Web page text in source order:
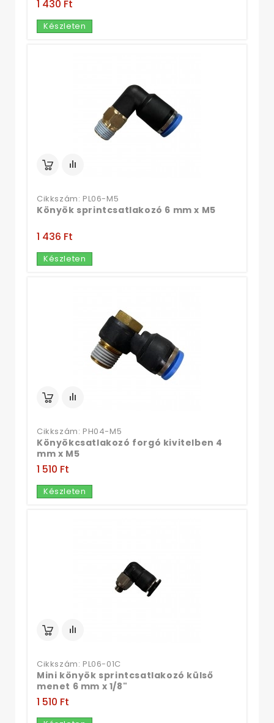
1 430 Ft‎
Készleten
Cikkszám: PL06-M5
Könyök sprintcsatlakozó 6 mm x M5
1 436 Ft‎
Készleten
Cikkszám: PH04-M5
Könyökcsatlakozó forgó kivitelben 4
mm x M5
1 510 Ft‎
Készleten
Cikkszám: PL06-01C
Mini könyök sprintcsatlakozó külső
menet 6 mm x 1/8"
1 510 Ft‎